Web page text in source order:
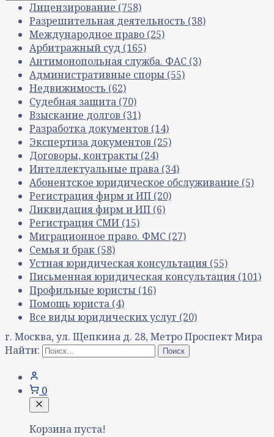
Лицензирование (758)
Разрешительная деятельность (38)
Международное право (25)
Арбитражный суд (165)
Антимонопольная служба. ФАС (3)
Административные споры (55)
Недвижимость (62)
Судебная защита (70)
Взыскание долгов (31)
Разработка документов (14)
Экспертиза документов (25)
Договоры, контракты (24)
Интеллектуальные права (34)
Абонентское юридическое обслуживание (5)
Регистрация фирм и ИП (20)
Ликвидация фирм и ИП (6)
Регистрация СМИ (15)
Миграционное право. ФМС (27)
Семья и брак (58)
Устная юридическая консультация (55)
Письменная юридическая консультация (101)
Профильные юристы (16)
Помощь юриста (4)
Все виды юридических услуг (20)
г. Москва, ул. Щепкина д. 28, Метро Проспект Мира
Найти:
0
Корзина пуста!